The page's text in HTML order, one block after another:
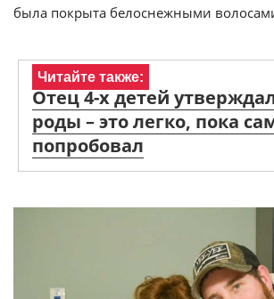
была покрыта белоснежными
Читайте также:
Отец 4-х детей
роды – это легко, пока
попробовал